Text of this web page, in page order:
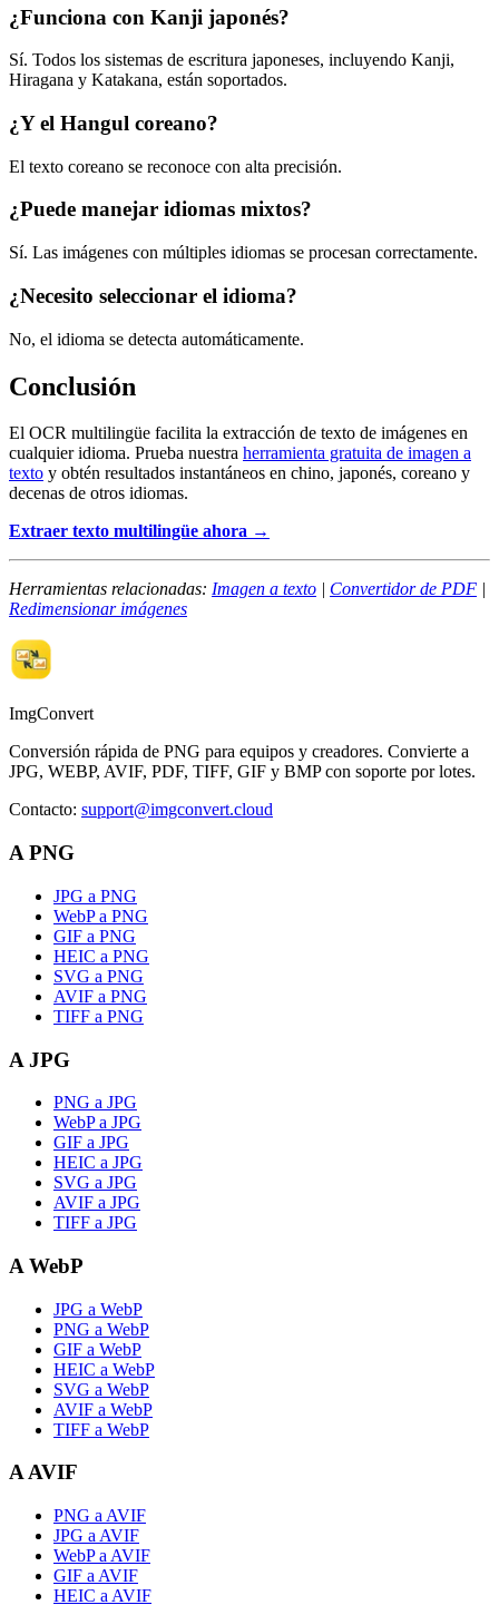
¿Funciona con Kanji japonés?
Sí. Todos los sistemas de escritura japoneses, incluyendo Kanji,
Hiragana y Katakana, están soportados.
¿Y el Hangul coreano?
El texto coreano se reconoce con alta precisión.
¿Puede manejar idiomas mixtos?
Sí. Las imágenes con múltiples idiomas se procesan correctamente.
¿Necesito seleccionar el idioma?
No, el idioma se detecta automáticamente.
Conclusión
El OCR multilingüe facilita la extracción de texto de imágenes en
cualquier idioma. Prueba nuestra herramienta gratuita de imagen a
texto y obtén resultados instantáneos en chino, japonés, coreano y
decenas de otros idiomas.
Extraer texto multilingüe ahora →
Herramientas relacionadas: Imagen a texto | Convertidor de PDF |
Redimensionar imágenes
ImgConvert
Conversión rápida de PNG para equipos y creadores. Convierte a
JPG, WEBP, AVIF, PDF, TIFF, GIF y BMP con soporte por lotes.
Contacto: support@imgconvert.cloud
A PNG
JPG a PNG
WebP a PNG
GIF a PNG
HEIC a PNG
SVG a PNG
AVIF a PNG
TIFF a PNG
A JPG
PNG a JPG
WebP a JPG
GIF a JPG
HEIC a JPG
SVG a JPG
AVIF a JPG
TIFF a JPG
A WebP
JPG a WebP
PNG a WebP
GIF a WebP
HEIC a WebP
SVG a WebP
AVIF a WebP
TIFF a WebP
A AVIF
PNG a AVIF
JPG a AVIF
WebP a AVIF
GIF a AVIF
HEIC a AVIF